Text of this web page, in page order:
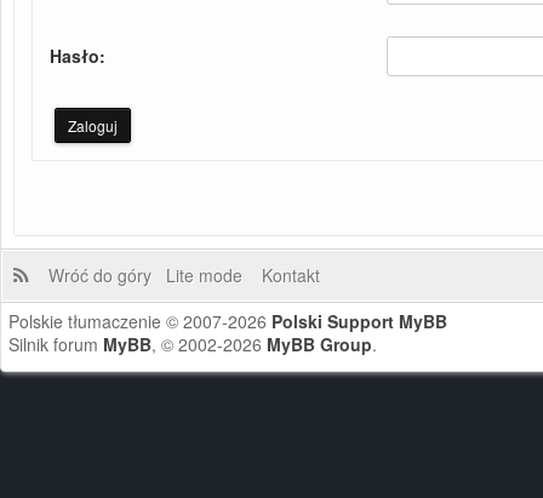
Hasło:
Wróć do góry Lite mode
Kontakt
Polskie tłumaczenie © 2007-2026 Polski Support MyBB
Silnik forum MyBB, © 2002-2026 MyBB Group.